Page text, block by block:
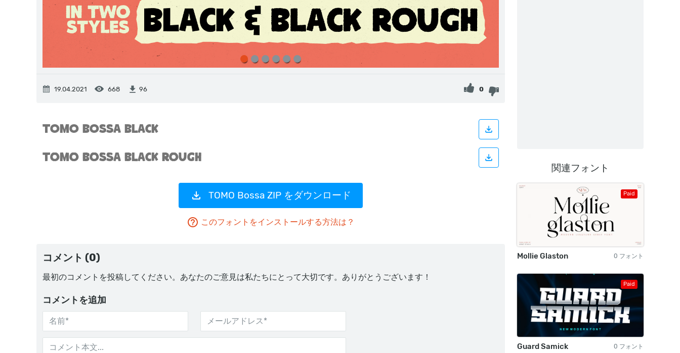
19.04.2021 668 96 0
TOMO Bossa ZIP をダウンロード
このフォントをインストールする方法は？
コメント (0)
最初のコメントを投稿してください。あなたのご意見は私たちにとって大切です。ありがとうございます！
コメントを追加
関連フォント
Paid
Mollie Glaston 0 フォント
Paid
Guard Samick 0 フォント